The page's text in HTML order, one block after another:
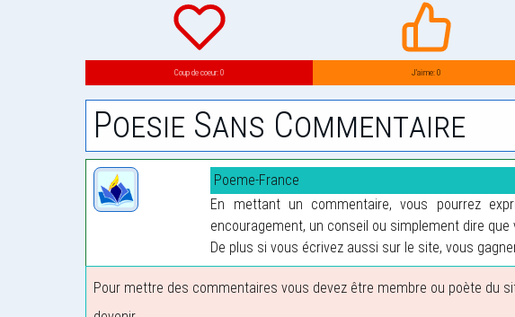
Coup de coeur: 0 J’aime: 0
Poesie Sans Commentaire
Poeme-France
En mettant un commentaire, vous pourrez
encouragement, un conseil ou simplement dire que
De plus si vous écrivez aussi sur le site, vous
Pour mettre des commentaires vous devez être membre ou poète du